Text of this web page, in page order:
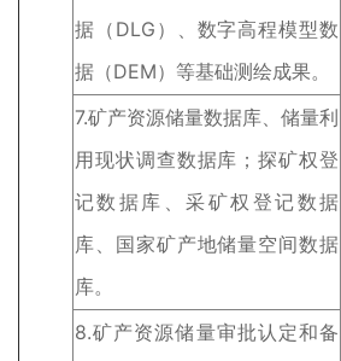
据（DLG）、数字高程模型数
据（DEM）等基础测绘成果。
7.矿产资源储量数据库、储量利
用现状调查数据库；探矿权登
记数据库、采矿权登记数据
库、国家矿产地储量空间数据
库。
8.矿产资源储量审批认定和备